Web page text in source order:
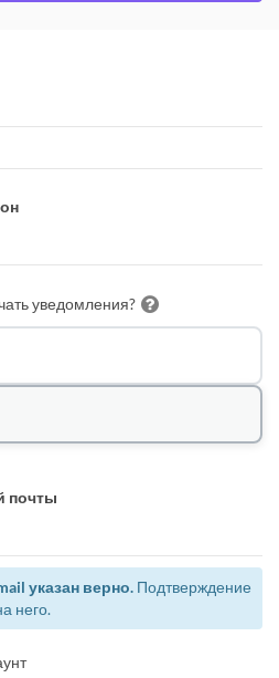
уведомления?
почты
указан верно. Подтверждение
него.